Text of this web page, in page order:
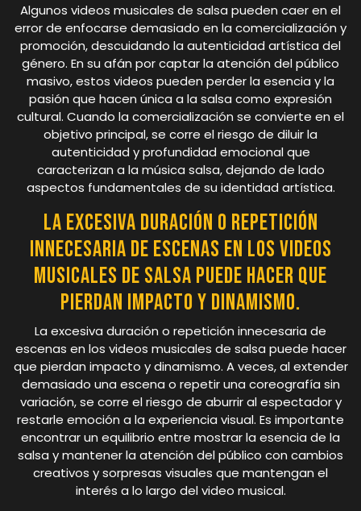
Algunos videos musicales de salsa pueden caer en el
error de enfocarse demasiado en la comercialización y
promoción, descuidando la autenticidad artística del
género. En su afán por captar la atención del público
masivo, estos videos pueden perder la esencia y la
pasión que hacen única a la salsa como expresión
cultural. Cuando la comercialización se convierte en el
objetivo principal, se corre el riesgo de diluir la
autenticidad y profundidad emocional que
caracterizan a la música salsa, dejando de lado
aspectos fundamentales de su identidad artística.
La excesiva duración o repetición
innecesaria de escenas en los videos
musicales de salsa puede hacer que
pierdan impacto y dinamismo.
La excesiva duración o repetición innecesaria de
escenas en los videos musicales de salsa puede hacer
que pierdan impacto y dinamismo. A veces, al extender
demasiado una escena o repetir una coreografía sin
variación, se corre el riesgo de aburrir al espectador y
restarle emoción a la experiencia visual. Es importante
encontrar un equilibrio entre mostrar la esencia de la
salsa y mantener la atención del público con cambios
creativos y sorpresas visuales que mantengan el
interés a lo largo del video musical.